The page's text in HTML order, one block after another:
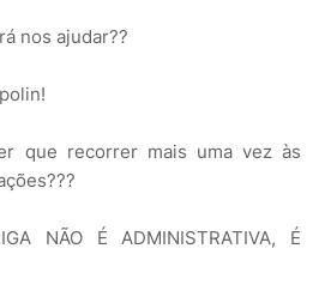
nos ajudar??
que recorrer mais uma vez às
NÃO É ADMINISTRATIVA, É